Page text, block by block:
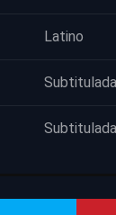
Latino
Subtitulada
Subtitulada